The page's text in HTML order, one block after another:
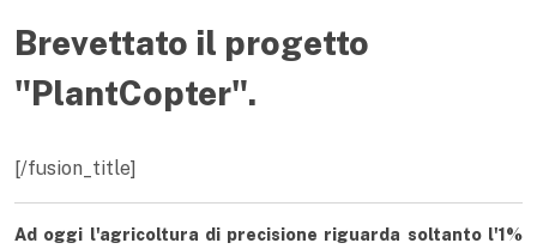
Brevettato il progetto
"PlantCopter".
[/fusion_title]
Ad oggi l'agricoltura di precisione riguarda soltanto l'1%